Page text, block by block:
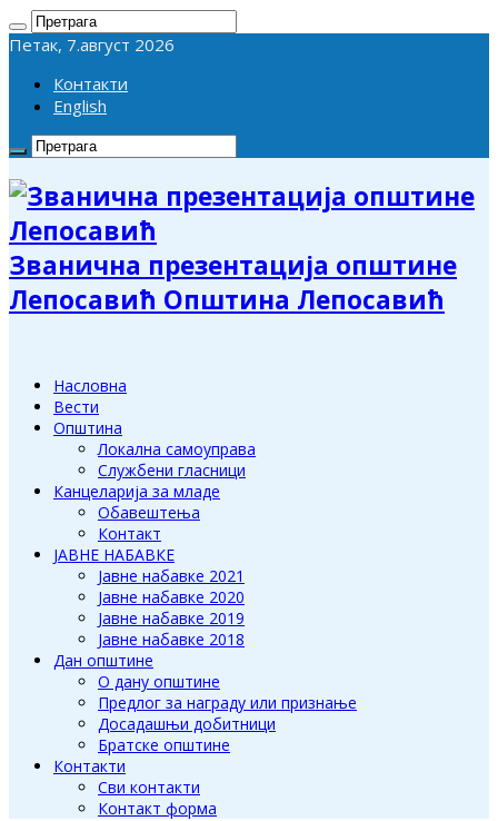
Петак, 7.август 2026
Контакти
English
Званична презентација општине
Лепосавић Општина Лепосавић
Насловна
Вести
Општина
Локална самоуправа
Службени гласници
Канцеларија за младе
Обавештења
Контакт
ЈАВНЕ НАБАВКЕ
Јавне набавке 2021
Јавне набавке 2020
Јавне набавке 2019
Јавне набавке 2018
Дан општине
О дану општине
Предлог за награду или признање
Досадашњи добитници
Братске општине
Контакти
Сви контакти
Контакт форма